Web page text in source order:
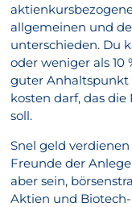
allgemeinen und
unterschieden. Du
oder weniger als 10
guter Anhaltspunkt
kosten darf, das
soll.
Snel geld
Freunde der
aber sein,
Aktien und